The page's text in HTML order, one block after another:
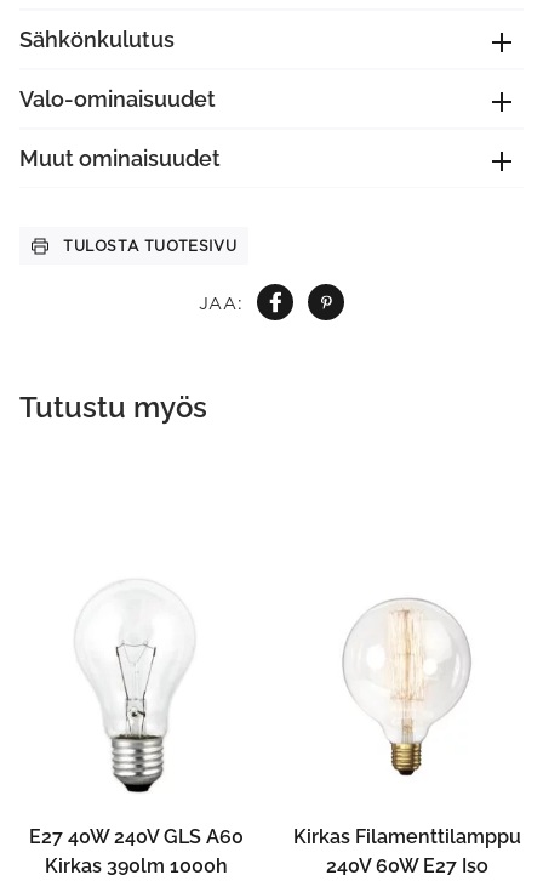
JAA:
Sähkönkulutus
Valo-ominaisuudet
Muut ominaisuudet
TULOSTA TUOTESIVU
Tutustu myös
E27 40W 240V GLS A60
Kirkas 390lm 1000h
Kirkas Filamenttilamppu
240V 60W E27 Iso